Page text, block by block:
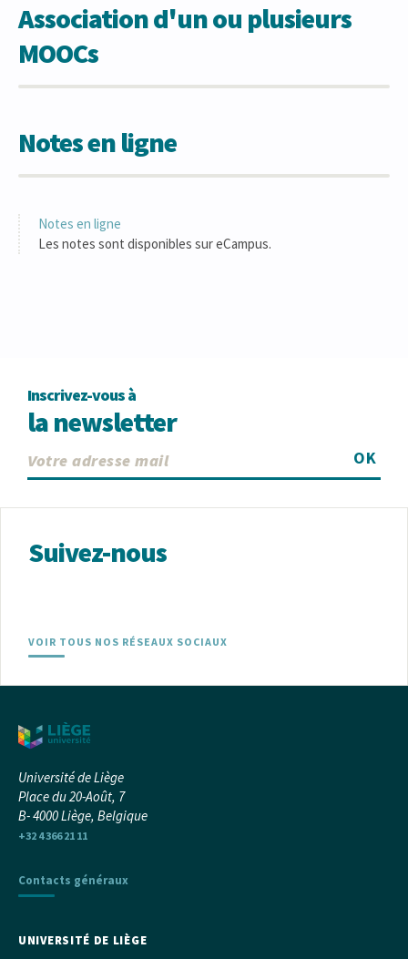
Association d'un ou plusieurs
MOOCs
Notes en ligne
Notes en ligne
Les notes sont disponibles sur eCampus.
Inscrivez-vous à
la newsletter
OK
Suivez-nous
VOIR TOUS NOS RÉSEAUX SOCIAUX
Université de Liège
Place du 20-Août, 7
B- 4000 Liège, Belgique
+32 4 366 21 11
Contacts généraux
UNIVERSITÉ DE LIÈGE